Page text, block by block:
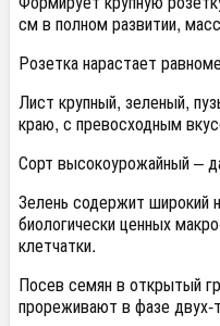
см в полном развитии,
Розетка нарастает
Лист крупный, зеленый,
краю, с превосходным
Сорт высокоурожайный –
Зелень содержит широкий
биологически ценных
клетчатки.
Посев семян в открытый
прореживают в фазе двух-